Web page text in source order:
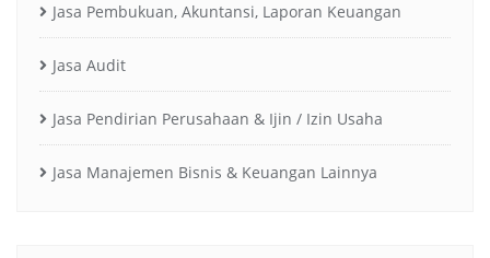
Jasa Pembukuan, Akuntansi, Laporan Keuangan
Jasa Audit
Jasa Pendirian Perusahaan & Ijin / Izin Usaha
Jasa Manajemen Bisnis & Keuangan Lainnya